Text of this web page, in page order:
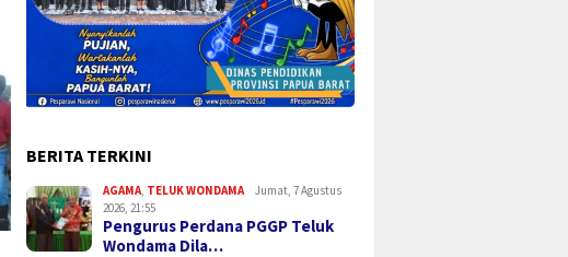
BERITA TERKINI
AGAMA TELUK WONDAMA
Jumat, 7 Agustus
2026, 21:55
Pengurus Perdana PGGP Teluk
Wondama Dila…